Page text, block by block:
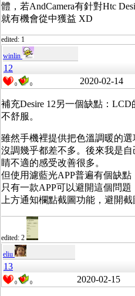
體，若AndCamera有針對Htc
就有機會從中獲益 XD
edited: 1
winlin
12
0 0 2020-02-14
補充Desire 12另一個缺點：
不舒服。
雖然手機裡提供把色溫調暖的
沒調幾乎都差不多。後來我是
睛不適的感受改善很多。
但使用濾藍光APP普遍有個缺
只有一款APP可以避開這個問
上方通知欄點截圖功能，避開截
edited: 2
eliu
13
0 0 2020-02-15